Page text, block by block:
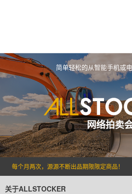
简单轻松的从智能手机或
网络拍卖
每个月两次，源源不断出品期限限定商品！
关于ALLSTOCKER